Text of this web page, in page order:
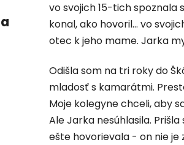
vo svojich 15-tich spoznala
konal, ako hovoril... vo
otec k jeho mame. Jarka
Odišla som na tri roky do
mladosť s kamarátmi.
Moje kolegyne chceli, aby
Ale Jarka nesúhlasila.
ešte hovorievala - on nie je